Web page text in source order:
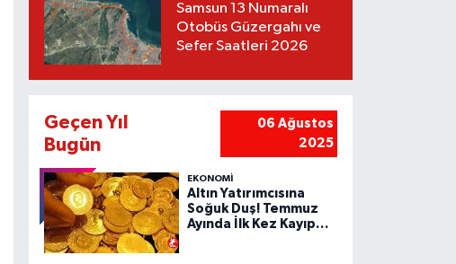
Samsun 13 Numaralı
Otobüs Güzergahı ve
Sefer Saatleri 2026
Geçen Yıl
Bugün
06 Ağustos
2025
EKONOMİ
Altın Yatırımcısına
Soğuk Duş! Temmuz
Ayında İlk Kez Kayıp